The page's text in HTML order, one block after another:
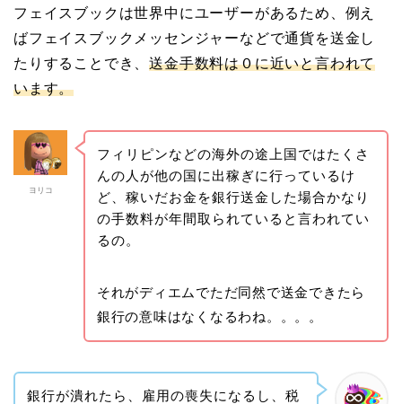
フェイスブックは世界中にユーザーがあるため、例え
ばフェイスブックメッセンジャーなどで通貨を送金し
たりすることでき、送金手数料は０に近いと言われて
います。
ヨリコ
フィリピンなどの海外の途上国ではたくさ
んの人が他の国に出稼ぎに行っているけ
ど、稼いだお金を銀行送金した場合かなり
の手数料が年間取られていると言われてい
るの。
それがディエムでただ同然で送金できたら
銀行の意味はなくなるわね。。。。
銀行が潰れたら、雇用の喪失になるし、税